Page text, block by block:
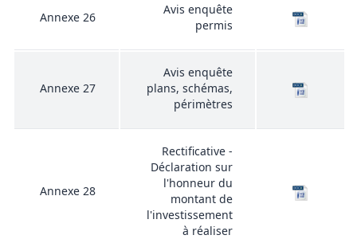
Annexe 26
Avis enquête
permis
Annexe 27
Avis enquête
plans, schémas,
périmètres
Annexe 28
Rectificative -
Déclaration sur
l'honneur du
montant de
l'investissement
à réaliser